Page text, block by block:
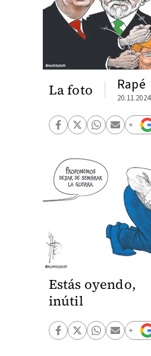
La foto Rapé
20.11.2024
Estás oyendo,
inútil